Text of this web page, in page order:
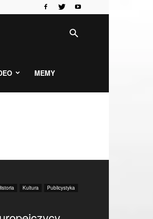
MEMY
Kultura
Publicystyka